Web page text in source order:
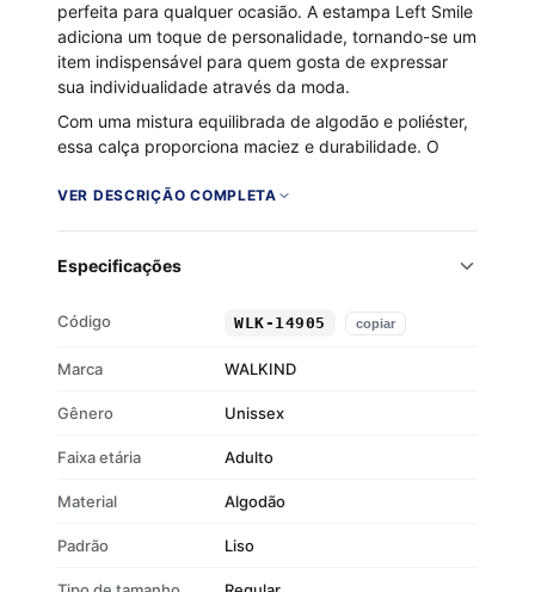
perfeita para qualquer ocasião. A estampa Left Smile
adiciona um toque de personalidade, tornando-se um
item indispensável para quem gosta de expressar
sua individualidade através da moda.
Com uma mistura equilibrada de algodão e poliéster,
essa calça proporciona maciez e durabilidade. O
para os dias mais frios. Além disso, os bolsos são
conforto com a Walkind.
Tecido 50% algodão e 50% poliéster
Interior flanelado para maior conforto
Possui bolsos práticos
VER DESCRIÇÃO COMPLETA
Especificações
Código WLK-14905 copiar
Marca WALKIND
Gênero Unissex
Faixa etária Adulto
Material Algodão
Padrão Liso